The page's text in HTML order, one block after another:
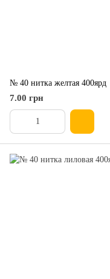
№ 40 нитка желтая 400ярд
7.00 грн